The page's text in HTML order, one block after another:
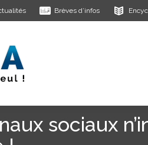
Brèves d’infos
sociaux